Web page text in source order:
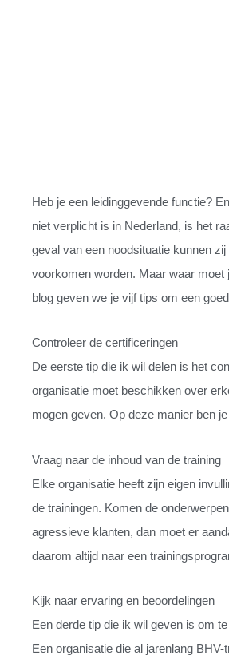
Heb je een leidinggevende functie?
niet verplicht is in Nederland, is het
geval van een noodsituatie kunnen
voorkomen worden. Maar waar moet
blog geven we je vijf tips om een
Controleer de certificeringen
De eerste tip die ik wil delen is het
organisatie moet beschikken over
mogen geven. Op deze manier ben
Vraag naar de inhoud van de training
Elke organisatie heeft zijn eigen
de trainingen. Komen de
agressieve klanten, dan moet er
daarom altijd naar een
Kijk naar ervaring en beoordelingen
Een derde tip die ik wil geven is om
Een organisatie die al jarenlang